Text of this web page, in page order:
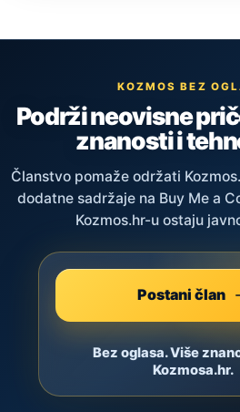
KOZMOS BEZ
Podrži neovisne
znanosti i
Članstvo pomaže održati
dodatne sadržaje na Buy Me a
Kozmos.hr-u ostaju
Postani član
Bez oglasa. Više
Kozmosa.hr.